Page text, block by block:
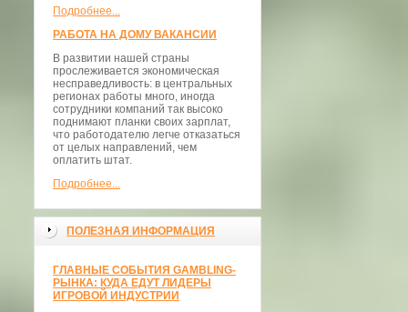
Подробнее...
РАБОТА НА ДОМУ ВАКАНСИИ
В развитии нашей страны
прослеживается экономическая
несправедливость: в центральных
регионах работы много, иногда
сотрудники компаний так высоко
поднимают планки своих зарплат,
что работодателю легче отказаться
от целых направлений, чем
оплатить штат.
Подробнее...
ПОЛЕЗНАЯ ИНФОРМАЦИЯ
ГЛАВНЫЕ СОБЫТИЯ GAMBLING-
РЫНКА: КУДА ЕДУТ ЛИДЕРЫ
ИГРОВОЙ ИНДУСТРИИ